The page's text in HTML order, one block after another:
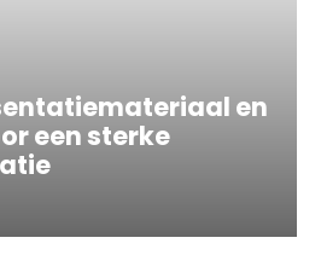
en
een sterke